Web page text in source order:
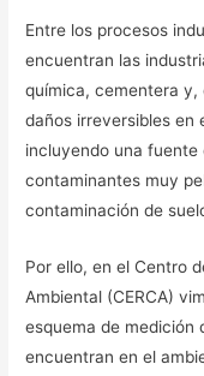
Entre los procesos
encuentran las
química, cementera y,
daños irreversibles en
incluyendo una fuente
contaminantes muy
contaminación de
Por ello, en el Centro
Ambiental (CERCA)
esquema de medición
encuentran en el